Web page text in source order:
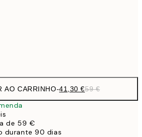
AO CARRINHO-41,30 €59 €
de 59 €
durante 90 dias